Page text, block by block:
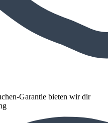
Garantie bieten wir dir